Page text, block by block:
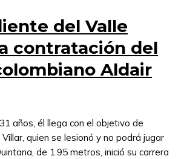
del Valle
contratación del
Aldair
años, él llega con el objetivo de
quien se lesionó y no podrá jugar
de 1.95 metros, inició su carrera